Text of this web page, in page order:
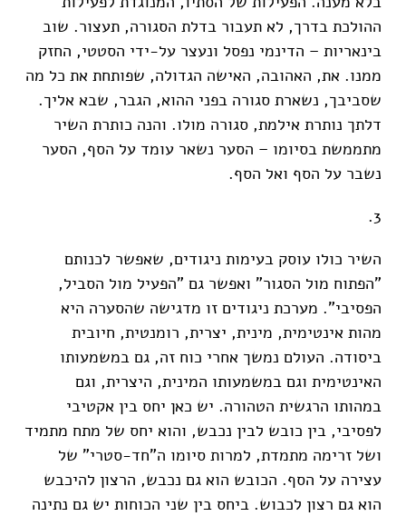
ההולכת בדרך, לא תעבור בדלת הסגורה, תעצור. שוב
בינאריות – הדינמי נפסל ונעצר על-ידי הסטטי, החזק
ממנו. את, האהובה, האישה הגדולה, שפותחת את כל מה
שסביבך, נשארת סגורה בפני ההוא, הגבר, שבא אליך.
דלתך נותרת אילמת, סגורה מולו. והנה כותרת השיר
מתממשת בסיומו – הסער נשאר עומד על הסף, הסער
נשבר על הסף ואל הסף.
3.
השיר כולו עוסק בעימות ניגודים, שאפשר לכנותם
"הפתוח מול הסגור" ואפשר גם "הפעיל מול הסביל,
הפסיבי". מערכת ניגודים זו מדגישה שהסערה היא
מהות אינטימית, מינית, יצרית, רומנטית, חיובית
ביסודה. העולם נמשך אחרי כוח זה, גם במשמעותו
האינטימית וגם במשמעותו המינית, היצרית, וגם
במהותו הרגשית הטהורה. יש כאן יחס בין אקטיבי
לפסיבי, בין כובש לבין נכבש, והוא יחס של מתח מתמיד
ושל זרימה מתמדת, למרות סיומו ה"חד-סטרי" של
עצירה על הסף. הכובש הוא גם נכבש, הרצון להיכבש
הוא גם רצון לכבוש. ביחס בין שני הכוחות יש גם נתינה